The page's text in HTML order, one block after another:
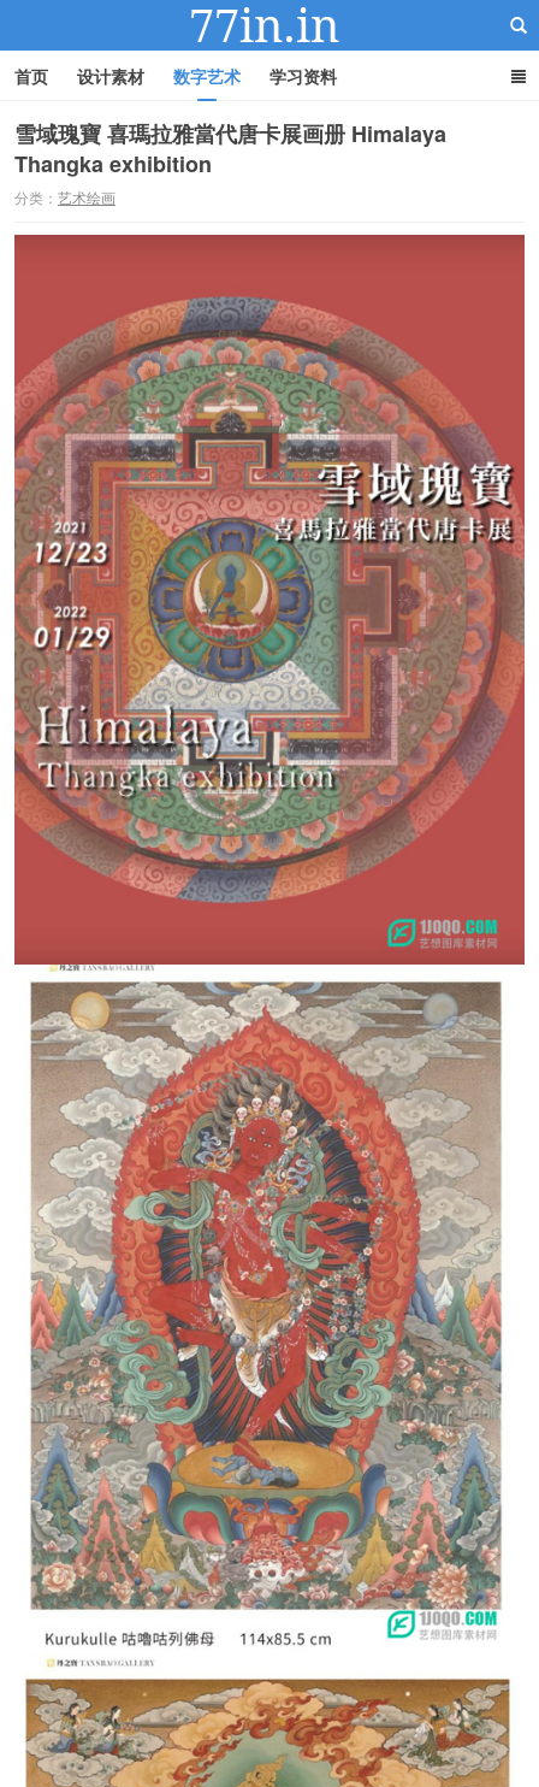
首页 设计素材 数字艺术 学习资料
雪域瑰寶 喜瑪拉雅當代唐卡展画册 Himalaya
Thangka exhibition
分类： 艺术绘画